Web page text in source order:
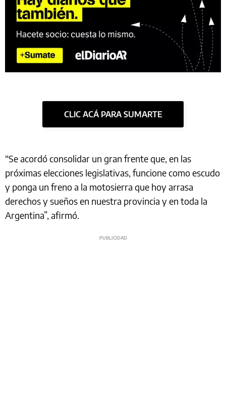
CLIC ACÁ PARA SUMARTE
“Se acordó consolidar un gran frente que, en las
próximas elecciones legislativas, funcione como escudo
y ponga un freno a la motosierra que hoy arrasa
derechos y sueños en nuestra provincia y en toda la
Argentina”, afirmó.